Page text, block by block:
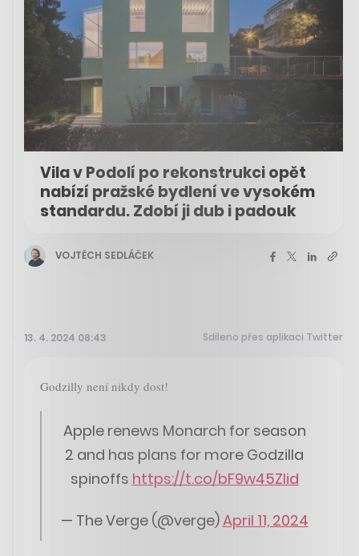
Vila v Podolí po rekonstrukci opět
nabízí pražské bydlení ve vysokém
standardu. Zdobí ji dub i padouk
VOJTĚCH SEDLÁČEK
13. 4. 2024 08:43 Sdíleno přes aplikaci Twitter
Godzilly není nikdy dost!
Apple renews Monarch for season
2 and has plans for more Godzilla
spinoffs https://t.co/bF9w45Zlid
— The Verge (@verge)April 11, 2024